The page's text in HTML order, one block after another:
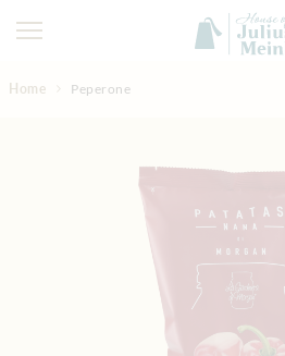
Home Peperone